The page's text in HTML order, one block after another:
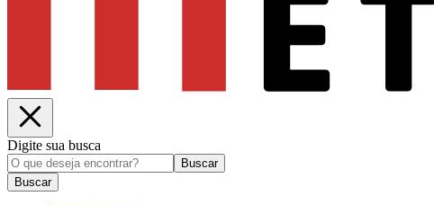
Digite sua busca
Buscar
Buscar